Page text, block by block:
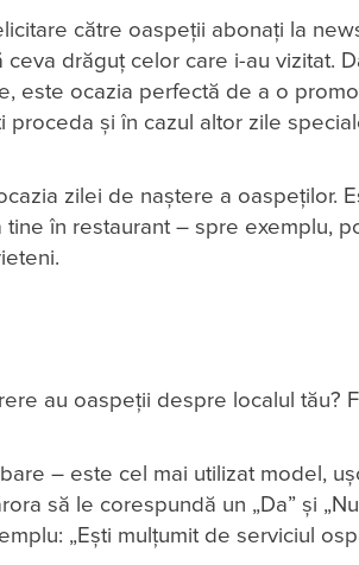
către oaspeții abonați la
drăguț celor care i-au vizitat.
este ocazia perfectă de a o
și în cazul altor zile
zilei de naștere a oaspeților.
în restaurant – spre exemplu,
au oaspeții despre localul tău?
– este cel mai utilizat model,
să le corespundă un „Da” și
„Ești mulțumit de serviciul